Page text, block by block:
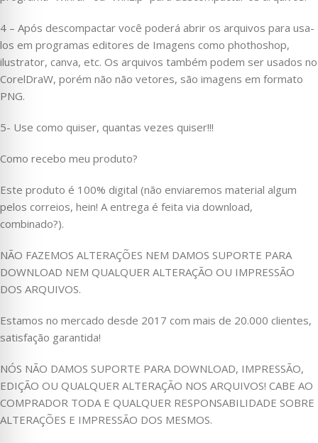
4 – Após descompactar você poderá abrir os arquivos para usa-
los em programas editores de Imagens como phothoshop,
ilustrator, canva, etc. Os arquivos também podem ser usados no
CorelDraW, porém não não vetores, são imagens em formato
PNG.
5- Use como quiser, quantas vezes quiser!!!
Como recebo meu produto?
Este produto é 100% digital (não enviaremos material algum
pelos correios, hein! A entrega é feita via download,
combinado?).
NÃO FAZEMOS ALTERAÇÕES NEM DAMOS SUPORTE PARA
DOWNLOAD NEM QUALQUER ALTERAÇÃO OU IMPRESSÃO
DOS ARQUIVOS.
Estamos no mercado desde 2017 com mais de 20.000 clientes,
satisfação garantida!
NÓS NÃO DAMOS SUPORTE PARA DOWNLOAD, IMPRESSÃO,
EDIÇÃO OU QUALQUER ALTERAÇÃO NOS ARQUIVOS! CABE AO
COMPRADOR TODA E QUALQUER RESPONSABILIDADE SOBRE
ALTERAÇÕES E IMPRESSÃO DOS MESMOS.